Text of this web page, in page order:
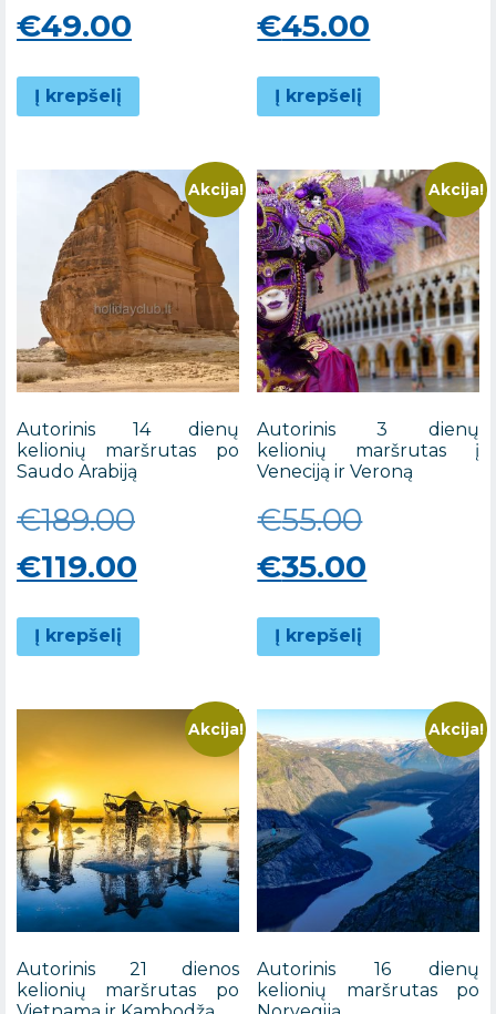
price
was:
€75.00.
€49.00
price
is:
€49.00.
Į krepšelį
price
was:
€79.00.
€45.00
price
is:
€45.00.
Į krepšelį
Akcija!
Autorinis 14 dienų
kelionių maršrutas po
Saudo Arabiją
€189.00Original
price
was:
€189.00.
€119.00
price
is:
€119.00.
Į krepšelį
Akcija!
Autorinis 3 dienų
kelionių maršrutas į
Veneciją ir Veroną
€55.00Original
price
was:
€55.00.
€35.00
price
is:
€35.00.
Į krepšelį
Akcija!
Autorinis 21 dienos
kelionių maršrutas po
Akcija!
Autorinis 16 dienų
kelionių maršrutas po